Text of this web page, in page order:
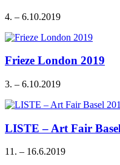
4. – 6.10.2019
Frieze London 2019
3. – 6.10.2019
LISTE – Art Fair
11. – 16.6.2019